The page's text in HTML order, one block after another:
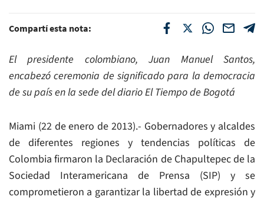
Compartí esta nota:
El presidente colombiano, Juan Manuel Santos,
encabezó ceremonia de significado para la democracia
de su país en la sede del diario El Tiempo de Bogotá
Miami (22 de enero de 2013).- Gobernadores y alcaldes
de diferentes regiones y tendencias políticas de
Colombia firmaron la Declaración de Chapultepec de la
Sociedad Interamericana de Prensa (SIP) y se
comprometieron a garantizar la libertad de expresión y